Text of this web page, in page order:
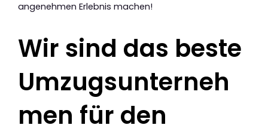
angenehmen Erlebnis machen!
Wir sind das beste
Umzugsunterneh
men für den